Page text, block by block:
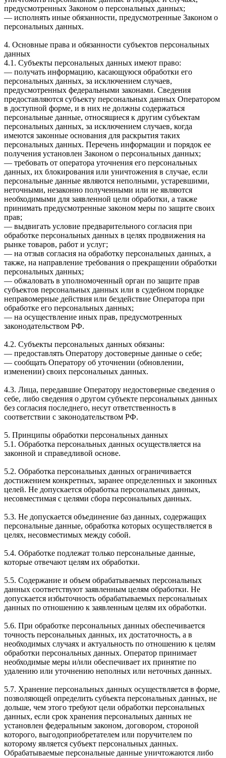
предусмотренных Законом о персональных данных;
— исполнять иные обязанности, предусмотренные Законом о
персональных данных.
4. Основные права и обязанности субъектов персональных
данных
4.1. Субъекты персональных данных имеют право:
— получать информацию, касающуюся обработки его
персональных данных, за исключением случаев,
предусмотренных федеральными законами. Сведения
предоставляются субъекту персональных данных Оператором
в доступной форме, и в них не должны содержаться
персональные данные, относящиеся к другим субъектам
персональных данных, за исключением случаев, когда
имеются законные основания для раскрытия таких
персональных данных. Перечень информации и порядок ее
получения установлен Законом о персональных данных;
— требовать от оператора уточнения его персональных
данных, их блокирования или уничтожения в случае, если
персональные данные являются неполными, устаревшими,
неточными, незаконно полученными или не являются
необходимыми для заявленной цели обработки, а также
принимать предусмотренные законом меры по защите своих
прав;
— выдвигать условие предварительного согласия при
обработке персональных данных в целях продвижения на
рынке товаров, работ и услуг;
— на отзыв согласия на обработку персональных данных, а
также, на направление требования о прекращении обработки
персональных данных;
— обжаловать в уполномоченный орган по защите прав
субъектов персональных данных или в судебном порядке
неправомерные действия или бездействие Оператора при
обработке его персональных данных;
— на осуществление иных прав, предусмотренных
законодательством РФ.
4.2. Субъекты персональных данных обязаны:
— предоставлять Оператору достоверные данные о себе;
— сообщать Оператору об уточнении (обновлении,
изменении) своих персональных данных.
4.3. Лица, передавшие Оператору недостоверные сведения о
себе, либо сведения о другом субъекте персональных данных
без согласия последнего, несут ответственность в
соответствии с законодательством РФ.
5. Принципы обработки персональных данных
5.1. Обработка персональных данных осуществляется на
законной и справедливой основе.
5.2. Обработка персональных данных ограничивается
достижением конкретных, заранее определенных и законных
целей. Не допускается обработка персональных данных,
несовместимая с целями сбора персональных данных.
5.3. Не допускается объединение баз данных, содержащих
персональные данные, обработка которых осуществляется в
целях, несовместимых между собой.
5.4. Обработке подлежат только персональные данные,
которые отвечают целям их обработки.
5.5. Содержание и объем обрабатываемых персональных
данных соответствуют заявленным целям обработки. Не
допускается избыточность обрабатываемых персональных
данных по отношению к заявленным целям их обработки.
5.6. При обработке персональных данных обеспечивается
точность персональных данных, их достаточность, а в
необходимых случаях и актуальность по отношению к целям
обработки персональных данных. Оператор принимает
необходимые меры и/или обеспечивает их принятие по
удалению или уточнению неполных или неточных данных.
5.7. Хранение персональных данных осуществляется в форме,
позволяющей определить субъекта персональных данных, не
дольше, чем этого требуют цели обработки персональных
данных, если срок хранения персональных данных не
установлен федеральным законом, договором, стороной
которого, выгодоприобретателем или поручителем по
которому является субъект персональных данных.
Обрабатываемые персональные данные уничтожаются либо